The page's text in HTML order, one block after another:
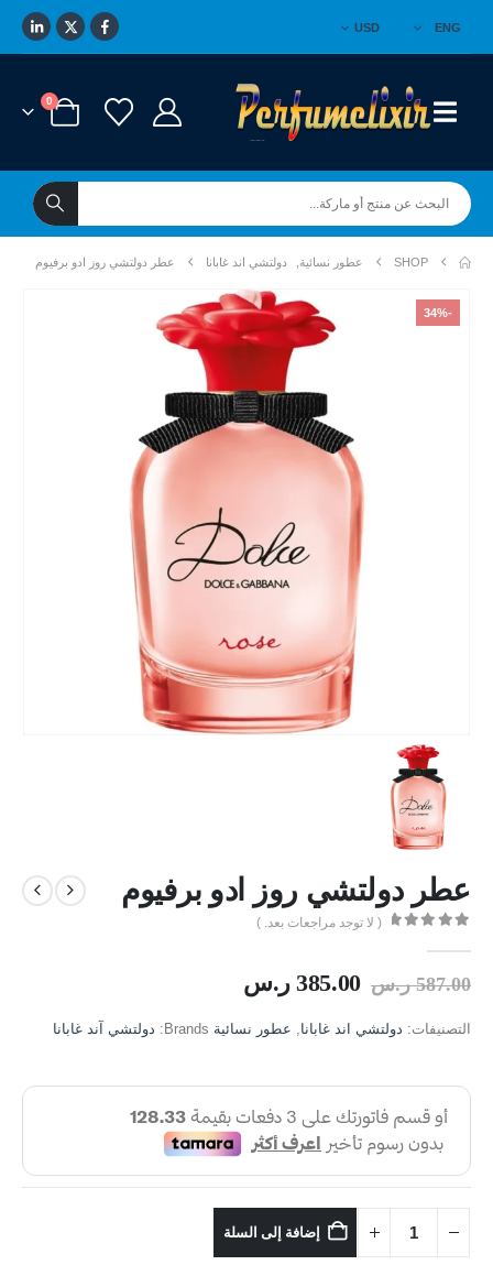
ENG
USD
0
SHOP عطور نسائية دولتشي اند غابانا عطر دولتشي روز ادو برفيوم
-34%
عطر دولتشي روز ادو برفيوم
( لا توجد مراجعات بعد. )
587.00 ر.س 385.00 ر.س
التصنيفات: دولتشي اند غابانا عطور نسائية Brands: دولتشي آند غابانا
إضافة إلى السلة